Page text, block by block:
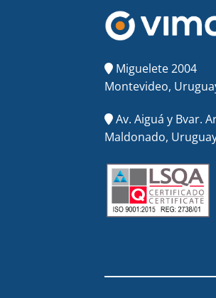
Miguelete 2004
Montevideo,
Av. Aiguá y Bvar.
Maldonado,